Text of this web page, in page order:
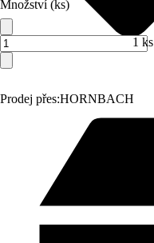
Prodej přes:HORNBACH
Množství (ks)
1 ks